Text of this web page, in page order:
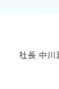
社長 中川